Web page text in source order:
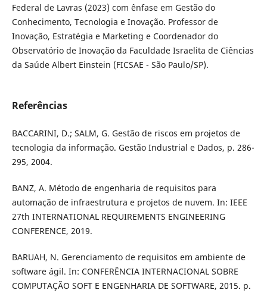
Federal de Lavras (2023) com ênfase em Gestão do
Conhecimento, Tecnologia e Inovação. Professor de
Inovação, Estratégia e Marketing e Coordenador do
Observatório de Inovação da Faculdade Israelita de Ciências
da Saúde Albert Einstein (FICSAE - São Paulo/SP).
Referências
BACCARINI, D.; SALM, G. Gestão de riscos em projetos de
tecnologia da informação. Gestão Industrial e Dados, p. 286-
295, 2004.
BANZ, A. Método de engenharia de requisitos para
automação de infraestrutura e projetos de nuvem. In: IEEE
27th INTERNATIONAL REQUIREMENTS ENGINEERING
CONFERENCE, 2019.
BARUAH, N. Gerenciamento de requisitos em ambiente de
software ágil. In: CONFERÊNCIA INTERNACIONAL SOBRE
COMPUTAÇÃO SOFT E ENGENHARIA DE SOFTWARE, 2015. p.